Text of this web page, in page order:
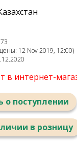
12 Nov 2019, 12:00)
в интернет-
о поступлении
в розницу